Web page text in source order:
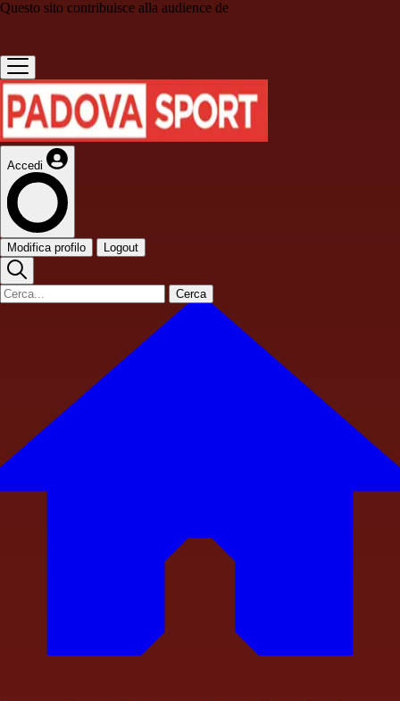
Questo sito contribuisce alla audience de
Accedi
Modifica profilo Logout
Cerca